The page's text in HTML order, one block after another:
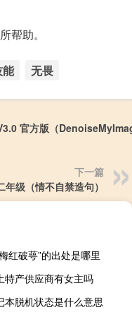
帮助。
能 无畏
官方版（
下一篇
级（情不自禁造句）
红破萼”的出处是哪里
特产供应商有女主吗
本脱机状态是什么意思